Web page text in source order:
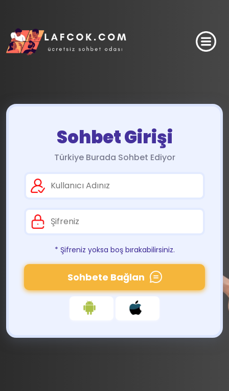
Sohbet Girişi
Türkiye Burada Sohbet Ediyor
* Şifreniz yoksa boş bırakabilirsiniz.
Sohbete Bağlan